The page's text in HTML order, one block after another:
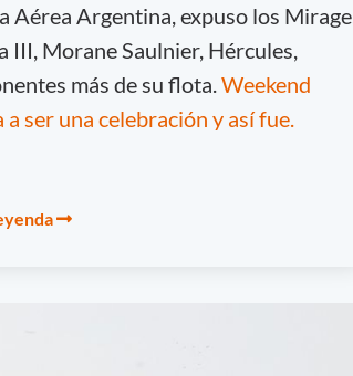
Aérea Argentina, expuso los Mirage,
III, Morane Saulnier, Hércules,
más de su flota. Weekend
ser una celebración y así fue.